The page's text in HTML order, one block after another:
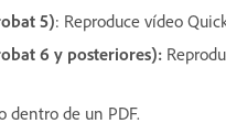
5): Reproduce vídeo
6 y posteriores):
dentro de un PDF.